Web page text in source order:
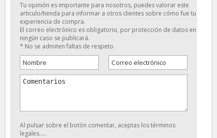
Tu opinión es importante para nosotros, puedes valorar este
articulo/tienda para informar a otros clientes sobre cómo fue tu
experiencia de compra.
El correo electrónico es obligatorio, por protección de datos en
ningún caso se publicará.
* No se admiten faltas de respeto.
Al pulsar sobre el botón comentar, aceptas los términos
legales.....